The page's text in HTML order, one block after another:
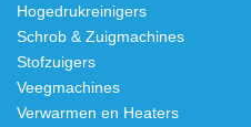
Hogedrukreinigers
Schrob & Zuigmachines
Stofzuigers
Veegmachines
Verwarmen en Heaters